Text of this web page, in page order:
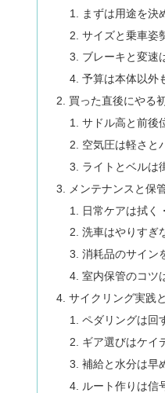
まずは用途を決
サイズと乗車姿
ブレーキと変速
予算は本体以外
買った直後にやる
サドル高と前後
空気圧は軽さと
ライトとベルは
メンテナンスと保
日常ケアは拭く
洗車はやりすぎ
消耗品のサイン
室内保管のコツ
サイクリング実践
ペダリングは回
ギア選びはケイ
補給と水分は早
ルート作りは信